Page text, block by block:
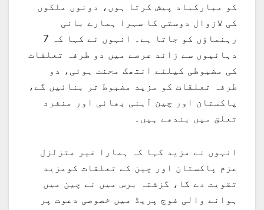
کو مبارکباد پیش کرتا ہوں، دونوں ملکوں
کی لازوال دوستی کا سہرا ہمارے بانی
رہنماؤں کو جاتا ہے۔ انہوں نے کہا کہ 7
دہائیوں سے زائد عرصے میں دو طرفہ تعلقات
کی مضبوطی کیلئے انتھک محنت ہوئی، دو
طرفہ تعلقات کو مزید مضبوط تر بنائیں گے،
پاکستان اور چین آہنی بھائی اور منفرد
تعلق میں بندھے ہیں۔
انہوں نے مزید کہا کہ ہمارا غیر متزلزل
عزم پاکستان اور چین کے تعلقات کومزید
تقویت دے گا، گزشتہ برس میں نے چین میں
ہوانے والی فوج پریڈ میں خصوصی دعوت پر